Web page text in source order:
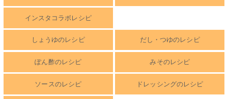
インスタコラボレシピ
しょうゆのレシピ だし・つゆのレシピ
ぽん酢のレシピ みそのレシピ
ソースのレシピ ドレッシングのレシピ